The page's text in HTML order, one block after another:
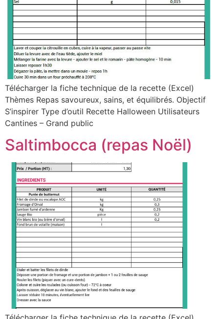
Télécharger la fiche technique de la recette (Excel)
Thèmes Repas savoureux, sains, et équilibrés. Objectif
S’inspirer Type d’outil Recette Halloween Utilisateurs
Cantines – Grand public
Saltimbocca (repas Noël)